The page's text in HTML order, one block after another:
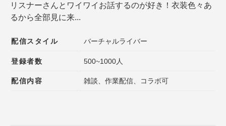
登録者数 同接数
リスナーさんとワイワイお話するのが好き！衣装色々あ
るから全部見に来...
配信スタイル バーチャルライバー
登録者数 500~1000人
配信内容 雑談、作業配信、コラボ可